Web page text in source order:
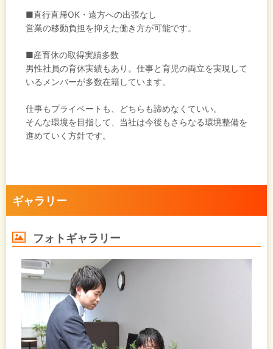
■直行直帰OK・遠方への出張なし
営業の移動負担を抑えた働き方が可能です。
■産育休の取得実績多数
男性社員の育休実績もあり。仕事と育児の両立を実現して
いるメンバーが多数在籍しています。
仕事もプライベートも、どちらも諦めなくていい。
そんな環境を目指して、当社は今後もさらなる環境整備を
進めていく方針です。
ギャラリー
フォトギャラリー